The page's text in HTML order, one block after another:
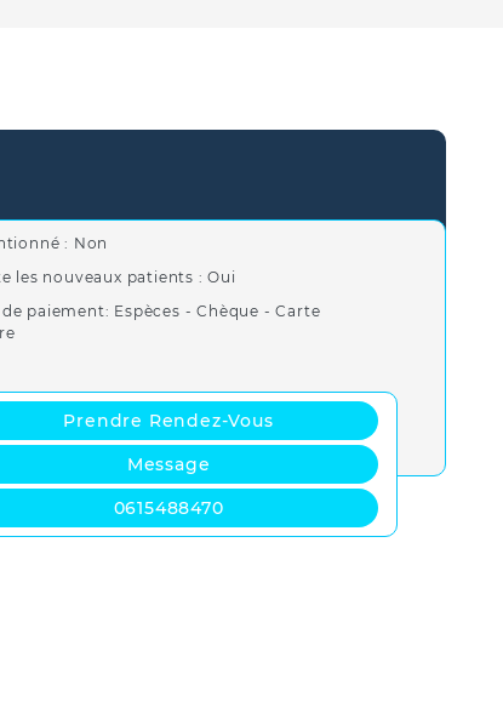
: Non
les nouveaux patients : Oui
paiement: Espèces - Chèque - Carte
Prendre Rendez-Vous
Message
0615488470